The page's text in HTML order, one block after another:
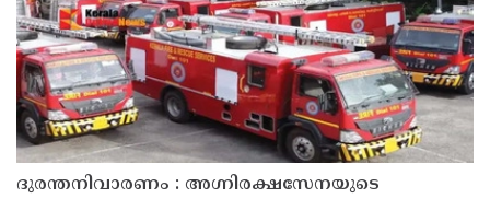
ദുരന്തനിവാരണം : അഗ്നിരക്ഷസേനയുടെ